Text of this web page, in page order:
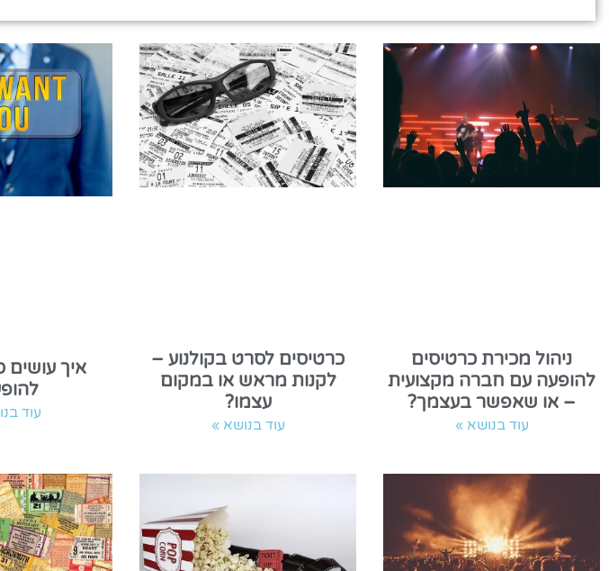
ניהול מכירת כרטיסים
להופעה עם חברה מקצועית
– או שאפשר בעצמך?
עוד בנושא »
כרטיסים לסרט בקולנוע –
לקנות מראש או במקום
עצמו?
עוד בנושא »
איך עושים
עוד